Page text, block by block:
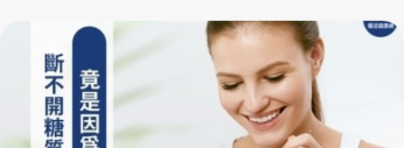
生，互怨互艾，消磨彼此的愛也消磨彼此的人生，而很可能，就是
一輩子。（本文摘自／愛無能：為什麼我們想愛，卻無法好好愛？
／采實文化）
麼別人會覺得我疏離？」易晴依舊困惑的問。「哈哈，就是因為你
們的『努力』，讓你們即使跟別人在一起也是『人在心不在』的
啊！」蘇青進一步解釋：「你知道嗎？太早就曉得不能去做父母不
喜歡的事的小孩，很容易不自覺地被導向完美主義，於是全部的心
思都不自覺地罩在『害怕哪裡沒做好』的自我檢視和焦慮裡！就像
臉書上。接著，將他們隨機分為兩組，實驗組禁用臉書一週，對照
組則持續之前使用臉書的方式，實驗前後皆進行線上問卷調查，包
括：生活滿意度、情緒，以及臉書的使用型態。 臉書使用強度：從
臉友數、每天看臉書時間、每日必看臉書、關掉臉書會覺得不捨等
層面評估。 臉書嫉妒程度：接受大量社交資訊而引發社會比較心
理，覺得別人見識廣、更成功、更快樂。 主動或被動使用臉書：主